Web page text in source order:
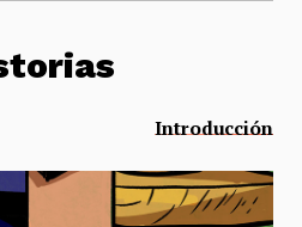
Introducción